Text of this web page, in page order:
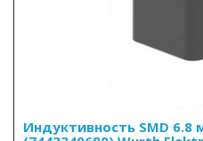
Индуктивность SMD 6.8